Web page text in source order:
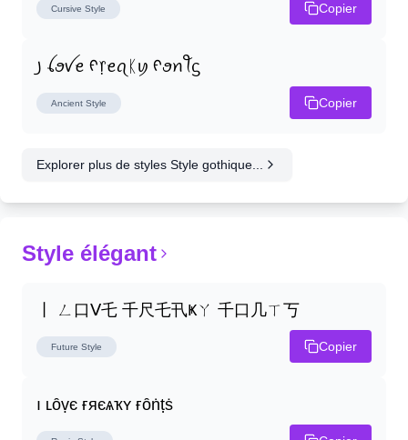
Cursive Style Copier
꠸ ꪶꪮꪜꫀ ᠻ᥅ꫀꪖᛕꪗ ᠻꪮꪀꪻᦓ
Ancient Style Copier
Explorer plus de styles Style gothique...
Style élégant
丨 ㄥ口ᐯ乇 千尺乇卂Ҝㄚ 千口几ㄒ丂
Future Style Copier
ı ʟȏṿє ғяєѧҡʏ ғȏṅṭṡ